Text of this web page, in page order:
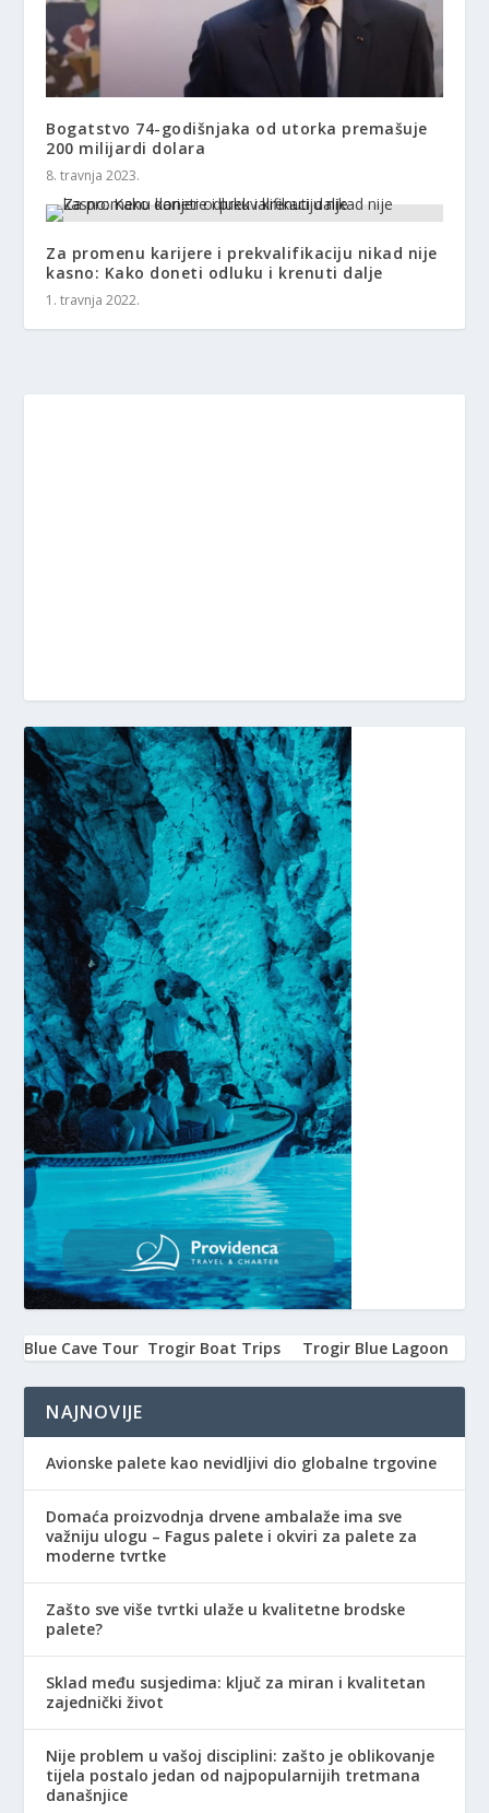
Bogatstvo 74-godišnjaka od utorka premašuje
200 milijardi dolara
8. travnja 2023.
Za promenu karijere i prekvalifikaciju nikad nije
kasno: Kako doneti odluku i krenuti dalje
1. travnja 2022.
Blue Cave Tour Trogir Boat Trips Trogir Blue Lagoon
NAJNOVIJE
Avionske palete kao nevidljivi dio globalne trgovine
Domaća proizvodnja drvene ambalaže ima sve
važniju ulogu – Fagus palete i okviri za palete za
moderne tvrtke
Zašto sve više tvrtki ulaže u kvalitetne brodske
palete?
Sklad među susjedima: ključ za miran i kvalitetan
zajednički život
Nije problem u vašoj disciplini: zašto je oblikovanje
tijela postalo jedan od najpopularnijih tretmana
današnjice